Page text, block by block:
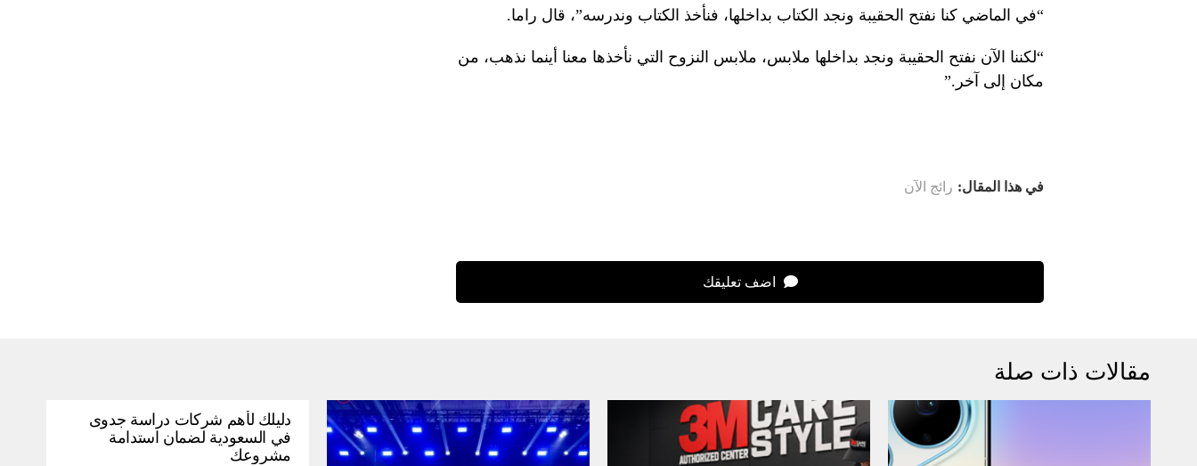
“في الماضي كنا نفتح الحقيبة ونجد الكتاب بداخلها، فنأخذ الكتاب وندرسه”، قال راما.
“لكننا الآن نفتح الحقيبة ونجد بداخلها ملابس، ملابس النزوح التي نأخذها معنا أينما نذهب، من
مكان إلى آخر.”
في هذا المقال: رائج الآن
اضف تعليقك
مقالات ذات صلة
دليلك لأهم شركات دراسة جدوى
في السعودية لضمان استدامة
مشروعك